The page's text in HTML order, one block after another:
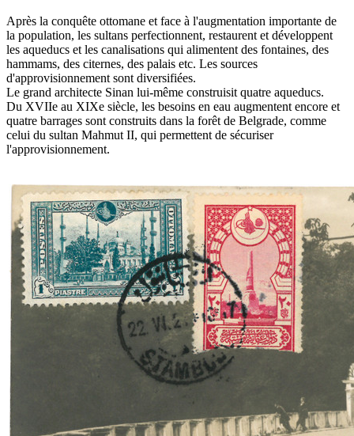
Après la conquête ottomane et face à l'augmentation importante de
la population, les sultans perfectionnent, restaurent et développent
les aqueducs et les canalisations qui alimentent des fontaines, des
hammams, des citernes, des palais etc. Les sources
d'approvisionnement sont diversifiées.
Le grand architecte Sinan lui-même construisit quatre aqueducs.
Du XVIIe au XIXe siècle, les besoins en eau augmentent encore et
quatre barrages sont construits dans la forêt de Belgrade, comme
celui du sultan Mahmut II, qui permettent de sécuriser
l'approvisionnement.